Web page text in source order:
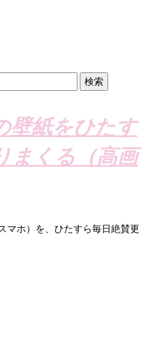
壁紙をひたす
まくる（高画
マホ）を、ひたすら毎日絶賛更